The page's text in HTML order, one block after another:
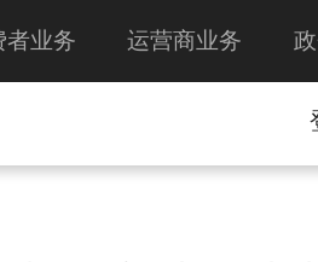
者业务 运营商业务